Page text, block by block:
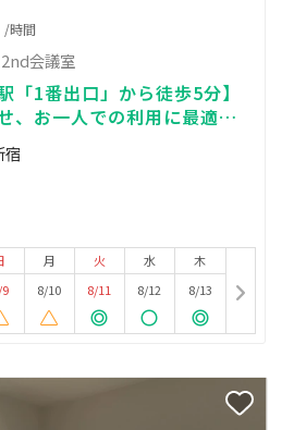
/時間
会議室
「1番出口」から徒歩5分】
、お一人での利用に最適な
OK！
宿
月
8/10
火
8/11
水
8/12
木
8/13